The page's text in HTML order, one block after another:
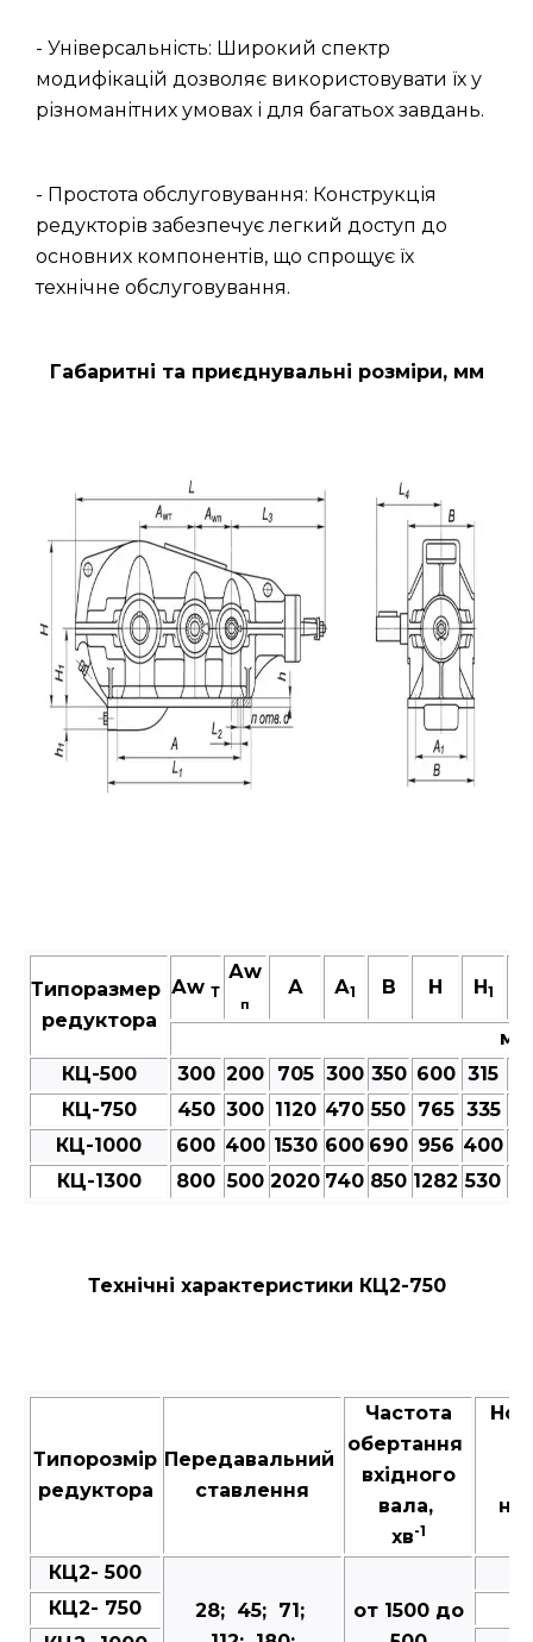
- Універсальність: Широкий спектр
модифікацій дозволяє використовувати їх у
різноманітних умовах і для багатьох завдань.
- Простота обслуговування: Конструкція
редукторів забезпечує легкий доступ до
основних компонентів, що спрощує їх
технічне обслуговування.
Габаритні та приєднувальні розміри, мм
Типоразмер
редуктора
Аw Т
Аw
п
А А1 В Н H1
мм
КЦ-500
300 200 705 300 350 600 315
КЦ-750
450 300 1120 470 550 765 335
КЦ-1000
600 400 1530 600 690 956 400
КЦ-1300
800 500 2020 740 850 1282 530
Технічні характеристики КЦ2-750
Типорозмір
редуктора
Передавальний
ставлення
Частота
обертання
вхідного
вала,
хв-1
на
КЦ2- 500
28; 45; 71;
от 1500 до
КЦ2- 750